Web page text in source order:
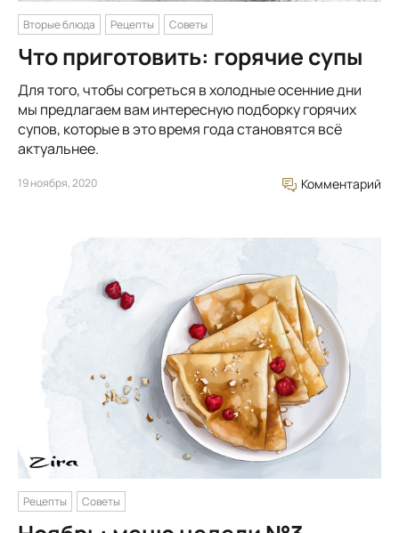
Вторые блюда Рецепты Советы
Что приготовить: горячие супы
Для того, чтобы согреться в холодные осенние дни
мы предлагаем вам интересную подборку горячих
супов, которые в это время года становятся всё
актуальнее.
19 ноября, 2020 Комментарий
Рецепты Советы